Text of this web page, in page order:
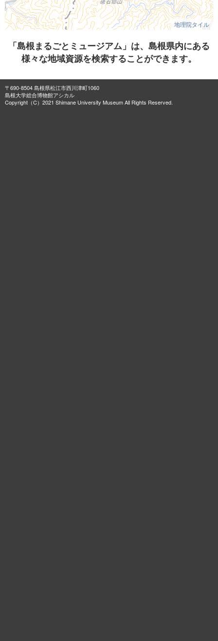
地理院タイル
「島根まるごとミュージアム」は、島根県内にある
様々な地域資源を検索することができます。
〒690-8504 島根県松江市西川津町1060
島根大学総合博物館アシカル
Copyright（C）2021 Shimane University Museum All Rights Reserved.